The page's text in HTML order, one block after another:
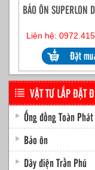
BẢO ÔN SUPERLON
Liên hệ:
VẬT TƯ LẮP ĐẶT
Ống đồng Toàn Phát
Bảo ôn
Dây điện Trần Phú